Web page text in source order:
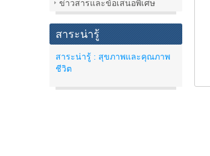
ข่าวสารและข้อเสนอพิเศษ
สาระน่ารู้
สาระน่ารู้ : สุขภาพและคุณภาพ
ชีวิต